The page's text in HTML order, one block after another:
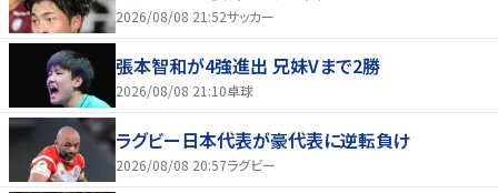
2026/08/08 21:52サッカー
張本智和が4強進出 兄妹Vまで2勝
2026/08/08 21:10卓球
ラグビー日本代表が豪代表に逆転負け
2026/08/08 20:57ラグビー